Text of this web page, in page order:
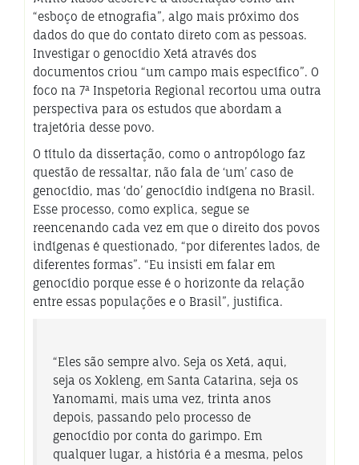
“esboço de etnografia”, algo mais próximo dos
dados do que do contato direto com as pessoas.
Investigar o genocídio Xetá através dos
documentos criou “um campo mais específico”. O
foco na 7ª Inspetoria Regional recortou uma outra
perspectiva para os estudos que abordam a
trajetória desse povo.
O título da dissertação, como o antropólogo faz
questão de ressaltar, não fala de ‘um’ caso de
genocídio, mas ‘do’ genocídio indígena no Brasil.
Esse processo, como explica, segue se
reencenando cada vez em que o direito dos povos
indígenas é questionado, “por diferentes lados, de
diferentes formas”. “Eu insisti em falar em
genocídio porque esse é o horizonte da relação
entre essas populações e o Brasil”, justifica.
“Eles são sempre alvo. Seja os Xetá, aqui,
seja os Xokleng, em Santa Catarina, seja os
Yanomami, mais uma vez, trinta anos
depois, passando pelo processo de
genocídio por conta do garimpo. Em
qualquer lugar, a história é a mesma, pelos